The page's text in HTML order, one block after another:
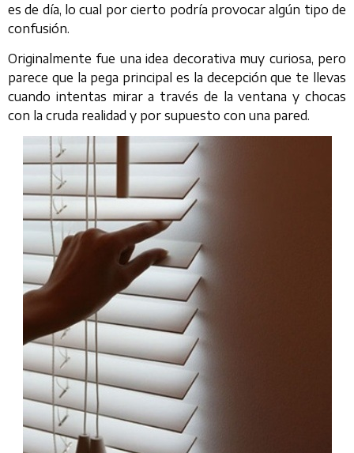
es de día, lo cual por cierto podría provocar algún tipo de
confusión.
Originalmente fue una idea decorativa muy curiosa, pero
parece que la pega principal es la decepción que te llevas
cuando intentas mirar a través de la ventana y chocas
con la cruda realidad y por supuesto con una pared.